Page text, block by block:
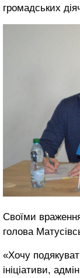
громадських
Своїми
голова
«Хочу
ініціативи,